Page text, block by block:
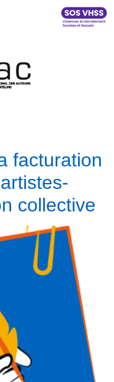
facturation
collective